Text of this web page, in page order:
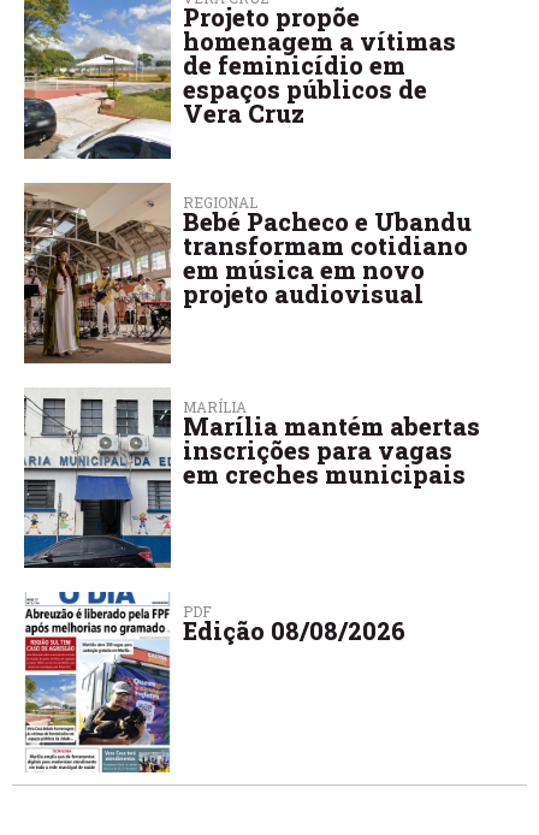
Projeto propõe
homenagem a vítimas
de feminicídio em
espaços públicos de
Vera Cruz
REGIONAL
Bebé Pacheco e Ubandu
transformam cotidiano
em música em novo
projeto audiovisual
MARÍLIA
Marília mantém abertas
inscrições para vagas
em creches municipais
PDF
Edição 08/08/2026